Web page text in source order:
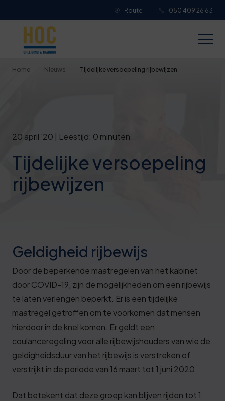
Route 050 409 26 63
Home Nieuws Tijdelijke versoepeling rijbewijzen
20 april '20 | Leestijd: 0 minuten
Tijdelijke versoepeling
rijbewijzen
Geldigheid rijbewijs
Door de beperkende maatregelen van het kabinet
door COVID-19, zijn de mogelijkheden om een rijbewijs
te laten verlengen beperkt. Er is een tijdelijke
maatregel getroffen om te voorkomen dat mensen
hierdoor in de knel komen. Er geldt een
coulanceregeling voor alle rijbewijshouders van wie de
geldigheidsduur van het rijbewijs is verstreken of
verstrijkt in de periode van 16 maart tot 1 juni 2020.
Dat betekent dat deze groep kan blijven rijden tot 1
Je overall waardering
Titel van je beoordeling
Je naam
ervaring.
Verzend beoordeling